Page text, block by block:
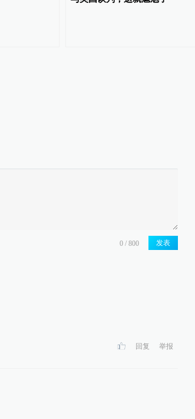
发表
回复 举报